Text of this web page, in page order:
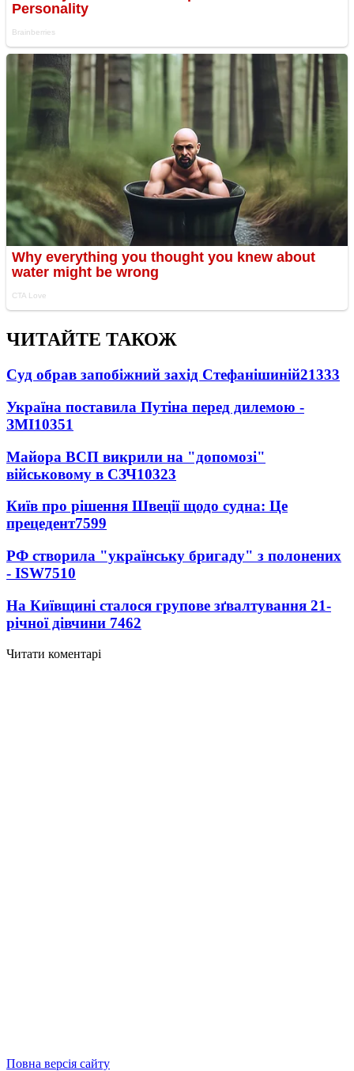
ЧИТАЙТЕ ТАКОЖ
Суд обрав запобіжний захід Стефанішиній21333
Україна поставила Путіна перед дилемою -
ЗМІ10351
Майора ВСП викрили на "допомозі"
військовому в СЗЧ10323
Київ про рішення Швеції щодо судна: Це
прецедент7599
РФ створила "українську бригаду" з полонених
- ISW7510
На Київщині сталося групове зґвалтування 21-
річної дівчини 7462
Читати коментарі
Повна версія сайту